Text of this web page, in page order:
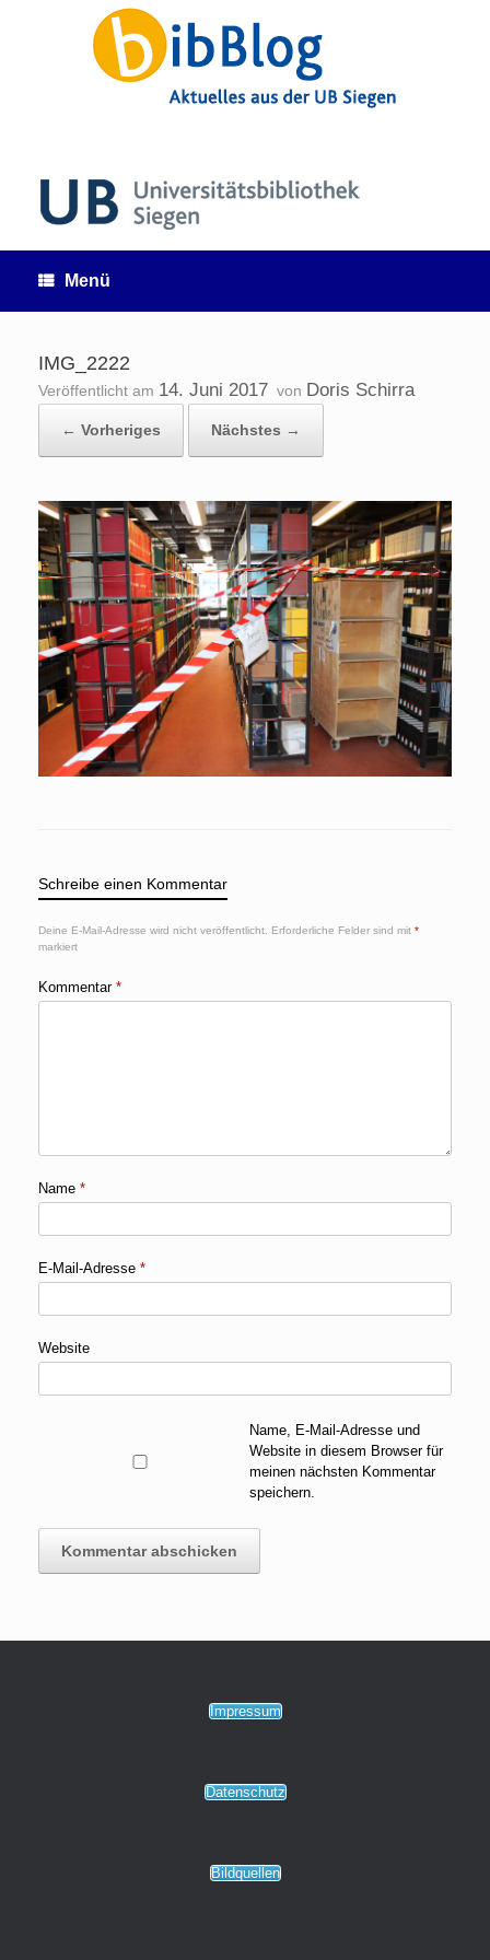
Menü
IMG_2222
Veröffentlicht am 14. Juni 2017 von Doris Schirra
← Vorheriges Nächstes →
Schreibe einen Kommentar
Deine E-Mail-Adresse wird nicht veröffentlicht. Erforderliche Felder sind mit *
markiert
Kommentar *
Name *
E-Mail-Adresse *
Website
Name, E-Mail-Adresse und
Website in diesem Browser für
meinen nächsten Kommentar
speichern.
Impressum
Datenschutz
Bildquellen